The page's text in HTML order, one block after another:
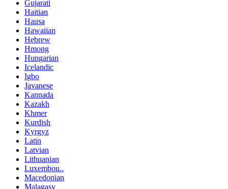
Gujarati
Haitian
Hausa
Hawaiian
Hebrew
Hmong
Hungarian
Icelandic
Igbo
Javanese
Kannada
Kazakh
Khmer
Kurdish
Kyrgyz
Latin
Latvian
Lithuanian
Luxembou..
Macedonian
Malagasy